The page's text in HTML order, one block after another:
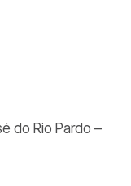
do Rio Pardo –